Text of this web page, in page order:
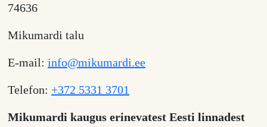
74636
Mikumardi talu
E-mail: info@mikumardi.ee
Telefon: +372 5331 3701
Mikumardi kaugus erinevatest Eesti linnadest